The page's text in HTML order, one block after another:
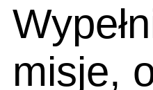
misje,